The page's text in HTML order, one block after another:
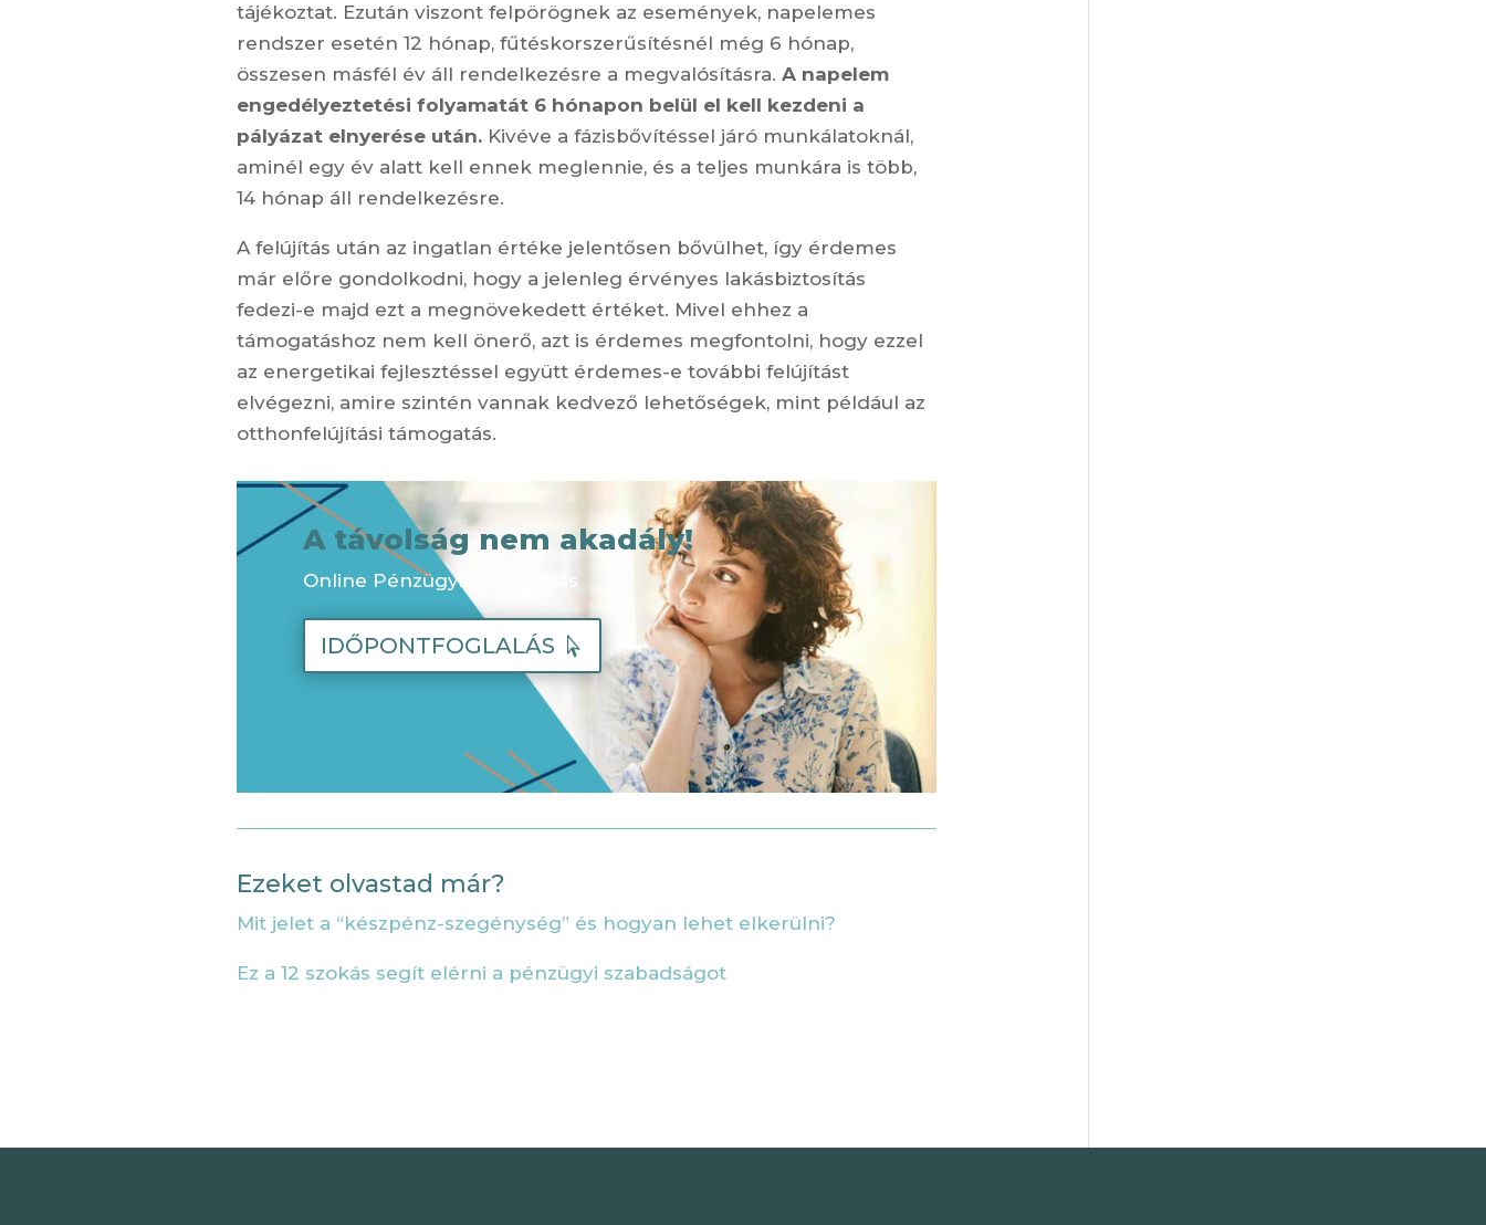
tájékoztat. Ezután viszont felpörögnek az események, napelemes
rendszer esetén 12 hónap, fűtéskorszerűsítésnél még 6 hónap,
összesen másfél év áll rendelkezésre a megvalósításra. A napelem
engedélyeztetési folyamatát 6 hónapon belül el kell kezdeni a
pályázat elnyerése után.Kivéve a fázisbővítéssel járó munkálatoknál,
aminél egy év alatt kell ennek meglennie, és a teljes munkára is több,
14 hónap áll rendelkezésre.
A felújítás után az ingatlan értéke jelentősen bővülhet, így érdemes
már előre gondolkodni, hogy a jelenleg érvényes lakásbiztosítás
fedezi-e majd ezt a megnövekedett értéket. Mivel ehhez a
támogatáshoz nem kell önerő, azt is érdemes megfontolni, hogy ezzel
az energetikai fejlesztéssel együtt érdemes-e további felújítást
elvégezni, amire szintén vannak kedvező lehetőségek, mint például az
otthonfelújítási támogatás.
A távolság nem akadály!
Online Pénzügyi tanácsadás
IDŐPONTFOGLALÁS
Ezeket olvastad már?
Mit jelet a “készpénz-szegénység” és hogyan lehet elkerülni?
Ez a 12 szokás segít elérni a pénzügyi szabadságot